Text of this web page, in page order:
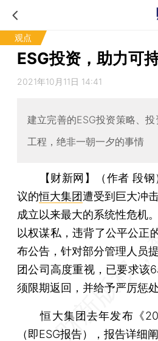
观点
ESG投资，助力可
2021年10月11日 14:41
建立完善的ESG投资策略、
工程，绝非一朝一夕的事情
【财新网】（作者 段钢
议的恒大集团遭受到巨大冲
成立以来最大的系统性危机
以权谋私，违背了公平公正
布公告，针对部分管理人员
团公司高度重视，已要求该
须限期返回，并给予严厉惩处
恒大集团去年发布《
（即ESG报告），报告详细